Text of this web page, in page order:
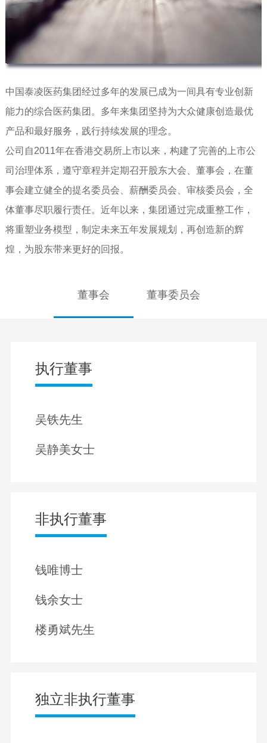
中国泰凌医药集团经过多年的发展已成为一间具有专业创新
能力的综合医药集团。多年来集团坚持为大众健康创造最优
产品和最好服务，践行持续发展的理念。
公司自2011年在香港交易所上市以来，构建了完善的上市公
司治理体系，遵守章程并定期召开股东大会、董事会，在董
事会建立健全的提名委员会、薪酬委员会、审核委员会，全
体董事尽职履行责任。近年以来，集团通过完成重整工作，
将重塑业务模型，制定未来五年发展规划，再创造新的辉
煌，为股东带来更好的回报。
董事会 董事委员会
执行董事
吴铁先生
吴静美女士
非执行董事
钱唯博士
钱余女士
楼勇斌先生
独立非执行董事